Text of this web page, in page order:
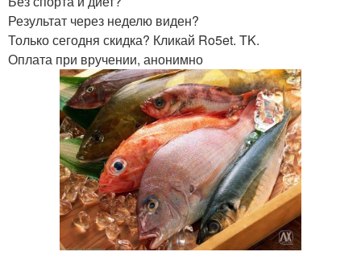
Результат через неделю виден?
Только сегодня скидка? Кликай Ro5et. TK.
Оплата при вручении, анонимно